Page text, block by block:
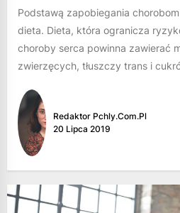
Podstawą zapobiegania
dieta. Dieta, która ogranicza
choroby serca powinna zawierać
zwierzęcych, tłuszczy trans i
Redaktor Pchly.com.pl
20 Lipca 2019